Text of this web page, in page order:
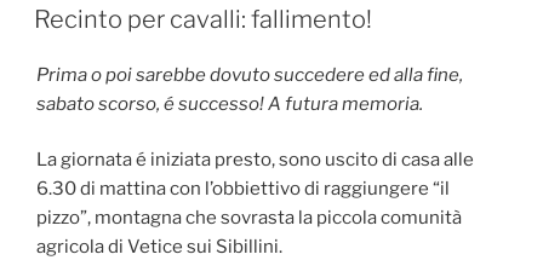
ON
Recinto per cavalli: fallimento!
Prima o poi sarebbe dovuto succedere ed alla fine,
sabato scorso, é successo! A futura memoria.
La giornata é iniziata presto, sono uscito di casa alle
6.30 di mattina con l’obbiettivo di raggiungere “il
pizzo”, montagna che sovrasta la piccola comunità
agricola di Vetice sui Sibillini.